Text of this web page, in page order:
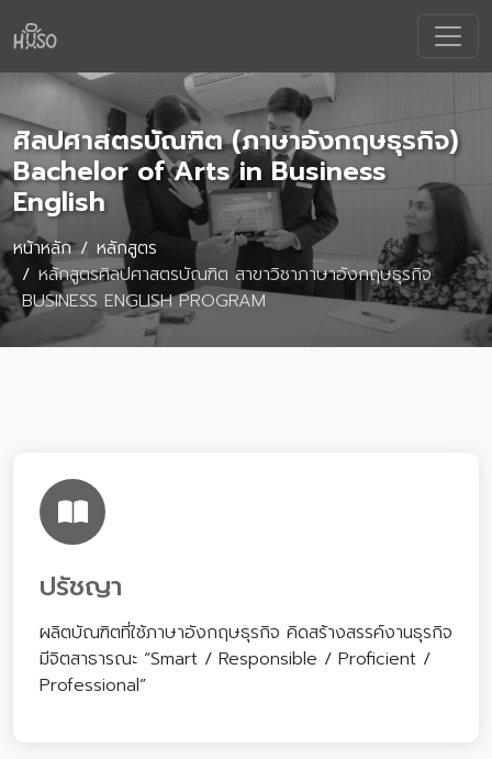
ศิลปศาสตรบัณฑิต (ภาษาอังกฤษธุรกิจ)
Bachelor of Arts in Business
English
หน้าหลัก
หลักสูตร
หลักสูตรศิลปศาสตรบัณฑิต สาขาวิชาภาษาอังกฤษธุรกิจ
BUSINESS ENGLISH PROGRAM
ปรัชญา
ผลิตบัณฑิตที่ใช้ภาษาอังกฤษธุรกิจ คิดสร้างสรรค์งานธุรกิจ
มีจิตสาธารณะ “Smart / Responsible / Proficient /
Professional”